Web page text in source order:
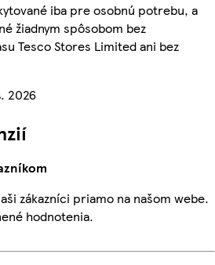
iba pre osobnú potrebu, a
žiadnym spôsobom bez
Tesco Stores Limited ani bez
2026
zákazníci priamo na našom webe.
hodnotenia.